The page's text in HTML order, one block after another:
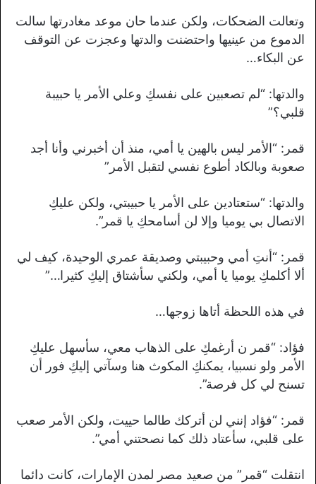
وتعالت الضحكات، ولكن عندما حان موعد مغادرتها سالت
الدموع من عينيها واحتضنت والدتها وعجزت عن التوقف
عن البكاء…
والدتها: “لم تصعبين على نفسكِ وعلي الأمر يا حبيبة
قلبي؟”
قمر: “الأمر ليس بالهين يا أمي، منذ أن أخبرني وأنا أجد
صعوبة وبالكاد أطوع نفسي لتقبل الأمر”
والدتها: “ستعتادين على الأمر يا حبيبتي، ولكن عليكِ
الاتصال بي يوميا وإلا لن أسامحكِ يا قمر”.
قمر: “أنتِ أمي وحبيبتي وصديقة عمري الوحيدة، كيف لي
ألا أكلمكِ يوميا يا أمي، ولكني سأشتاق إليكِ كثيرا…”
في هذه اللحظة أتاها زوجها…
فؤاد: “قمر ن أرغمكِ على الذهاب معي، سأسهل عليكِ
الأمر ولو نسبيا، يمكنكِ المكوث هنا وسآتي إليكِ فور أن
تسنح لي كل فرصة”.
قمر: “فؤاد إنني لن أتركك طالما حييت، ولكن الأمر صعب
على قلبي، سأعتاد ذلك كما نصحتني أمي”.
انتقلت “قمر” من صعيد مصر لمدن الإمارات، كانت دائما